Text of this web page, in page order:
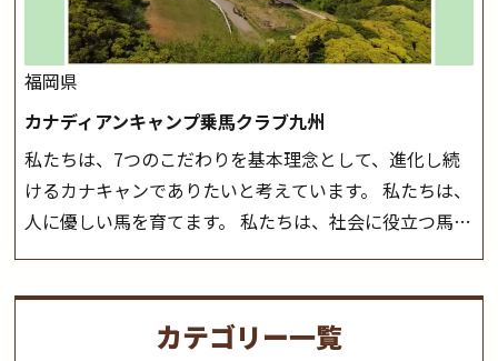
福岡県
カナディアンキャンプ乗馬クラブ九州
私たちは、7つのこだわりを基本理念として、進化し続
けるカナキャンでありたいと考えています。 私たちは、
人に優しい馬を育てます。 私たちは、社会に役立つ馬を
生産します。 私たちは、馬や人々に癒しとなる環境を守
さと魅力を追求します。 私たちは、馬の品種と血統にこ
カテゴリー一覧